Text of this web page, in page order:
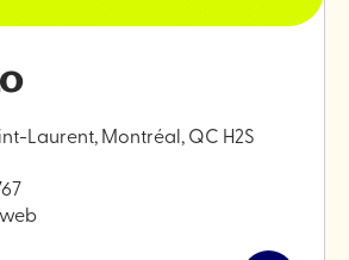
Laurent, Montréal, QC H2S